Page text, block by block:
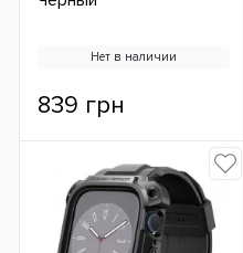
Нет в наличии
839 грн